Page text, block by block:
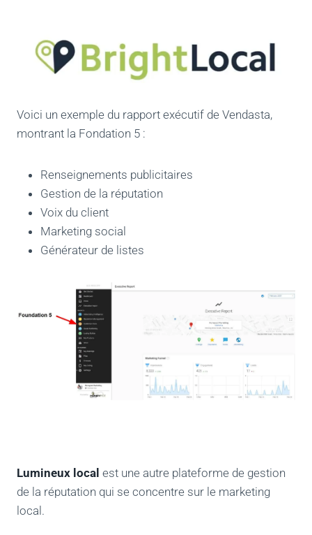
Voici un exemple du rapport exécutif de Vendasta,
montrant la Fondation 5 :
Renseignements publicitaires
Gestion de la réputation
Voix du client
Marketing social
Générateur de listes
Lumineux local est une autre plateforme de gestion
de la réputation qui se concentre sur le marketing
local.